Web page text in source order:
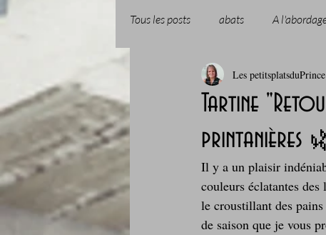
Tous les posts abats A
Boissons et cocktails
Comfort food, les recettes doudou
Cuisine du Camping Déjeuner
Tartine
printanières
Les petitsplatsduPrince
Il y a un plaisir
couleurs éclatantes
le croustillant des
de saison que je vous